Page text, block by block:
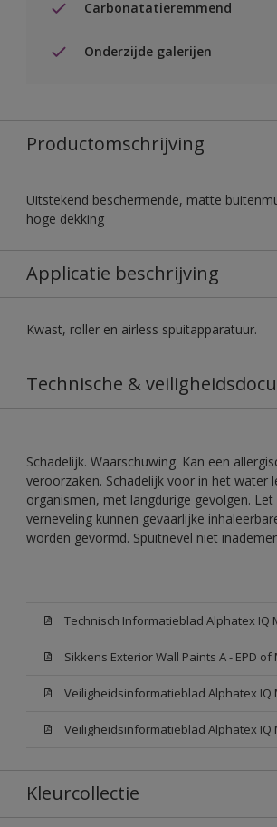
Carbonatatieremmend
Onderzijde galerijen
Productomschrijving
Uitstekend beschermende, matte
hoge dekking
Applicatie beschrijving
Kwast, roller en airless spuitapparatuur.
Technische &
Schadelijk. Waarschuwing. Kan een
veroorzaken. Schadelijk voor in het water
organismen, met langdurige gevolgen. Let
verneveling kunnen gevaarlijke
worden gevormd. Spuitnevel niet
Technisch Informatieblad Alphatex IQ
Kleurcollectie